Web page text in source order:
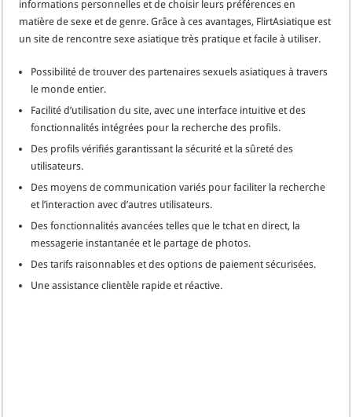
informations personnelles et de choisir leurs préférences en
matière de sexe et de genre. Grâce à ces avantages, FlirtAsiatique est
un site de rencontre sexe asiatique très pratique et facile à utiliser.
Possibilité de trouver des partenaires sexuels asiatiques à travers
le monde entier.
Facilité d’utilisation du site, avec une interface intuitive et des
fonctionnalités intégrées pour la recherche des profils.
Des profils vérifiés garantissant la sécurité et la sûreté des
utilisateurs.
Des moyens de communication variés pour faciliter la recherche
et l’interaction avec d’autres utilisateurs.
Des fonctionnalités avancées telles que le tchat en direct, la
messagerie instantanée et le partage de photos.
Des tarifs raisonnables et des options de paiement sécurisées.
Une assistance clientèle rapide et réactive.